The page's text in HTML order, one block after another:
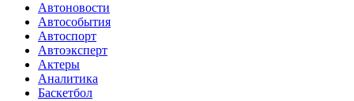
Автоновости
Автособытия
Автоспорт
Автоэксперт
Актеры
Аналитика
Баскетбол